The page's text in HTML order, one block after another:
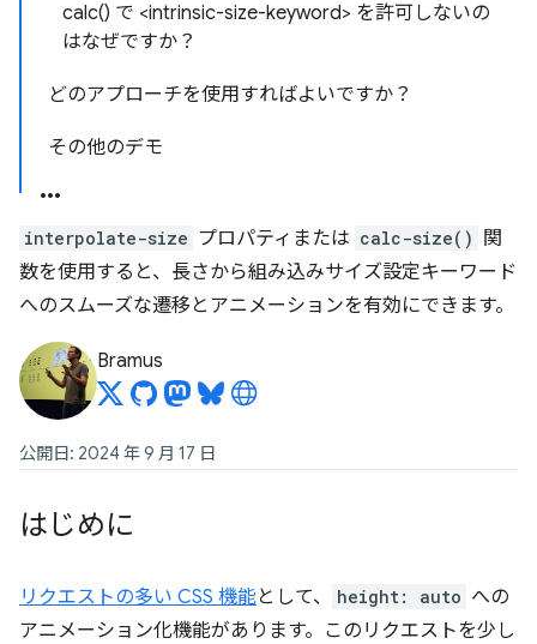
calc() で <intrinsic-size-keyword> を許可しないの
はなぜですか？
どのアプローチを使用すればよいですか？
その他のデモ
interpolate-size プロパティまたは calc-size()
関
数を使用すると、長さから組み込みサイズ設定キーワード
へのスムーズな遷移とアニメーションを有効にできます。
Bramus
公開日: 2024 年 9 月 17 日
はじめに
リクエストの多い CSS 機能として、 height: auto への
アニメーション化機能があります。このリクエストを少し